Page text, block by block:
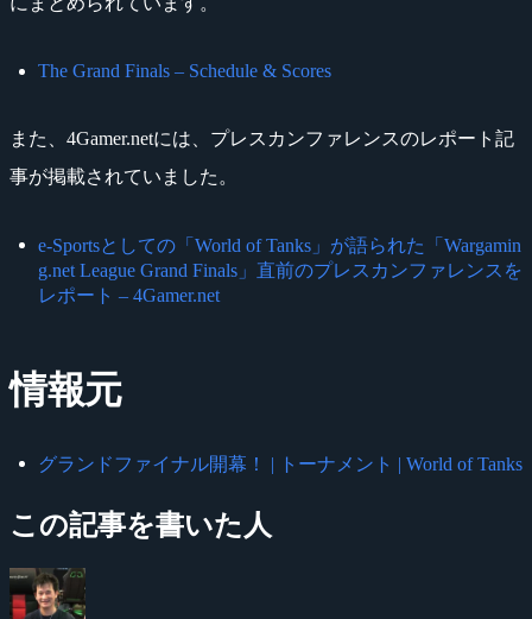
The Grand Finals – Schedule & Scores
また、4Gamer.netには、プレスカンファレンスのレポート記
事が掲載されていました。
e-Sportsとしての「World of Tanks」が語られた「Wargamin
g.net League Grand Finals」直前のプレスカンファレンスを
レポート – 4Gamer.net
情報元
グランドファイナル開幕！ | トーナメント | World of Tanks
この記事を書いた人